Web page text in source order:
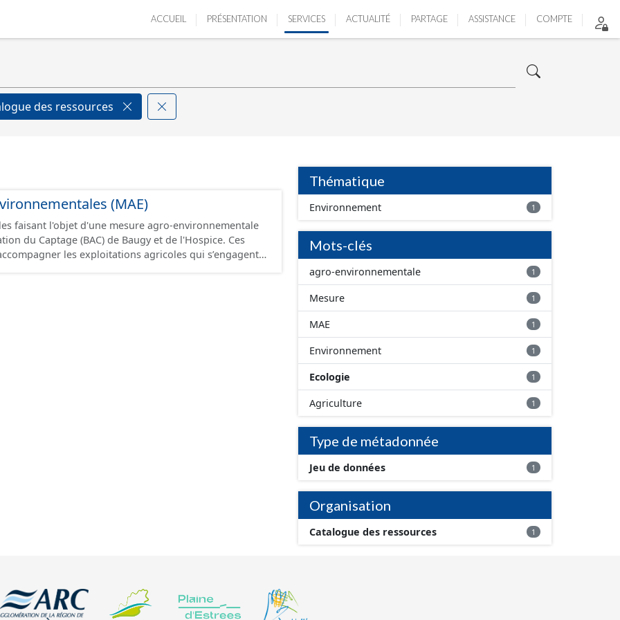
ACCUEIL PRÉSENTATION SERVICES ACTUALITÉ PARTAGE ASSISTANCE COMPTE
des ressources
(MAE)
faisant l'objet d'une mesure agro-environnementale
du Captage (BAC) de Baugy et de l'Hospice. Ces
les exploitations agricoles qui s’engagent
Thématique
Environnement 1
Mots-clés
agro-environnementale 1
Mesure 1
MAE 1
Environnement 1
Ecologie 1
Agriculture 1
Type de métadonnée
Jeu de données 1
Organisation
Catalogue des ressources 1